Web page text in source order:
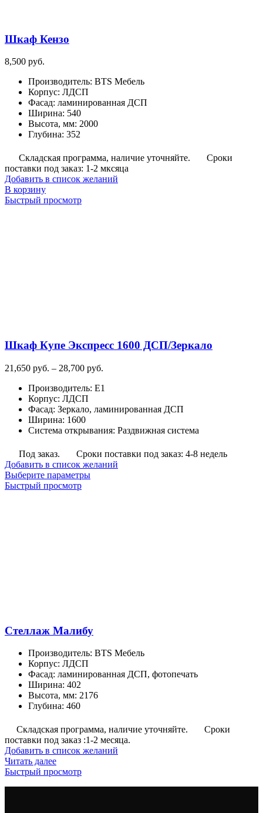
Шкаф Кензо
8,500 руб.
Производитель: BTS Мебель
Корпус: ЛДСП
Фасад: ламинированная ДСП
Ширина: 540
Высота, мм: 2000
Глубина: 352
Складская программа, наличие уточняйте.
Сроки
поставки под заказ: 1-2 мксяца
Добавить в список желаний
В корзину
Быстрый просмотр
Шкаф Купе Экспресс 1600 ДСП/Зеркало
21,650 руб. – 28,700 руб.
21,650
–
руб.
Производитель: E1
Корпус: ЛДСП
Фасад: Зеркало, ламинированная ДСП
Ширина: 1600
Система открывания: Раздвижная система
Под заказ.
Сроки поставки под заказ: 4-8 недель
Добавить в список желаний
Выберите параметрыЭтот
Быстрый просмотр
Стеллаж Малибу
Производитель: BTS Мебель
Корпус: ЛДСП
Фасад: ламинированная ДСП, фотопечать
Ширина: 402
Высота, мм: 2176
Глубина: 460
Складская программа, наличие уточняйте.
Сроки
поставки под заказ :1-2 месяца.
Добавить в список желаний
Читать далее
Быстрый просмотр